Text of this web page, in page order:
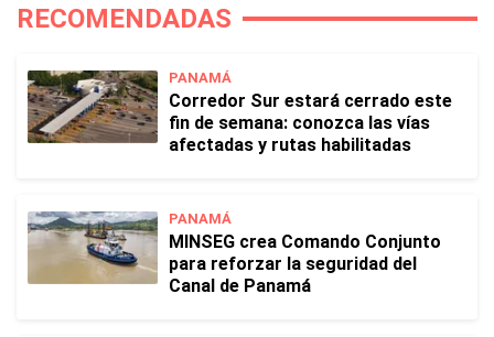
RECOMENDADAS
PANAMÁ
Corredor Sur estará cerrado este
fin de semana: conozca las vías
afectadas y rutas habilitadas
PANAMÁ
MINSEG crea Comando Conjunto
para reforzar la seguridad del
Canal de Panamá